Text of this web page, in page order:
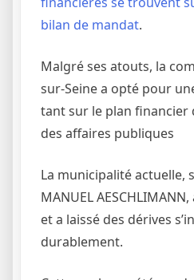
bilan de mandat.
Malgré ses atouts, la
sur-Seine a opté pour
tant sur le plan financier
des affaires publiques
La municipalité actuelle,
MANUEL
et a laissé des dérives
durablement.